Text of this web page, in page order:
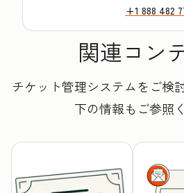
+1 888 482
関連コン
チケット管理システムをご検
下の情報もご参照